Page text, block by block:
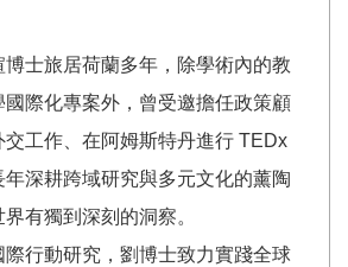
博士旅居荷蘭多年，除學術內的教
際化專案外，曾受邀擔任政策顧
交工作、在阿姆斯特丹進行 TEDx
深耕跨域研究與多元文化的薰陶
有獨到深刻的洞察。
行動研究，劉博士致力實踐全球